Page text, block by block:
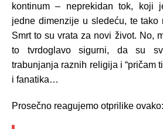
kontinum – neprekidan tok, koji
jedne dimenzije u sledeću, te tako
Smrt to su vrata za novi život. No,
to tvrdoglavo sigurni, da su
trabunjanja raznih religija i “pričam
i fanatika…
Prosečno reagujemo otprilike ovako: